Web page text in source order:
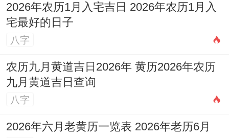
2026年农历1月入宅吉日 2026年农历1月入
宅最好的日子
八字
农历九月黄道吉日2026年 黄历2026年农历
九月黄道吉日查询
八字
2026年六月老黄历一览表 2026年老历6月